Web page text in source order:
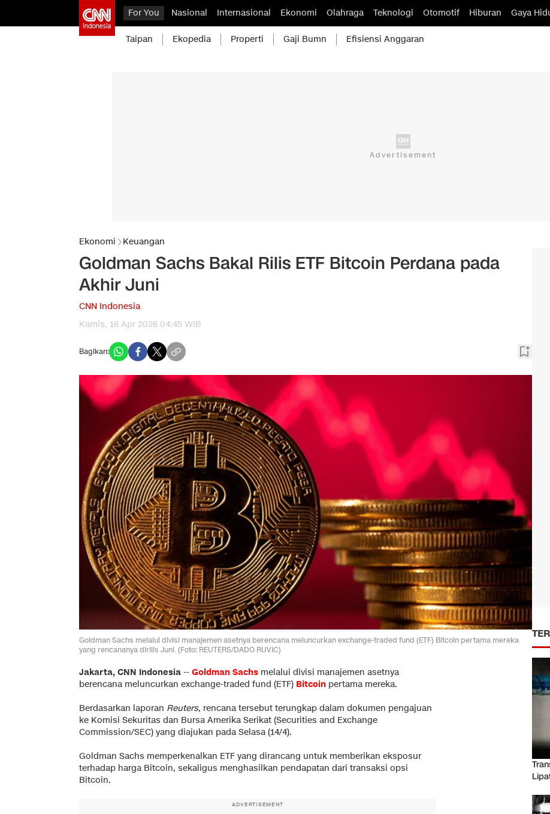
For You Nasional Internasional Ekonomi Olahraga Teknologi Otomotif Hiburan Gaya
Taipan Ekopedia Properti Gaji Bumn Efisiensi Anggaran
Ekonomi Keuangan
Goldman Sachs Bakal Rilis ETF Bitcoin Perdana pada
Akhir Juni
CNN Indonesia
Kamis, 16 Apr 2026 04:45 WIB
Bagikan:
Goldman Sachs melalui divisi manajemen asetnya berencana meluncurkan exchange-traded fund (ETF) Bitcoin pertama mereka
yang rencananya dirilis Juni. (Foto: REUTERS/DADO RUVIC)
Jakarta, CNN Indonesia -- Goldman Sachs melalui divisi manajemen asetnya
berencana meluncurkan exchange-traded fund (ETF) Bitcoin pertama mereka.
Berdasarkan laporan Reuters, rencana tersebut terungkap dalam dokumen pengajuan
ke Komisi Sekuritas dan Bursa Amerika Serikat (Securities and Exchange
Commission/SEC) yang diajukan pada Selasa (14/4).
Goldman Sachs memperkenalkan ETF yang dirancang untuk memberikan eksposur
terhadap harga Bitcoin, sekaligus menghasilkan pendapatan dari transaksi opsi
Bitcoin.
ADVERTISEMENT